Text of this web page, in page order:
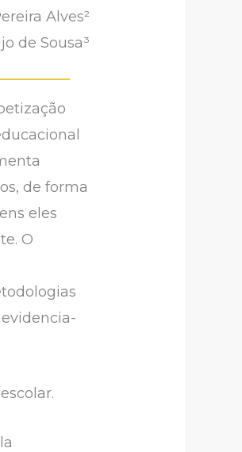
Alves²
de Sousa³
de forma
eles
O